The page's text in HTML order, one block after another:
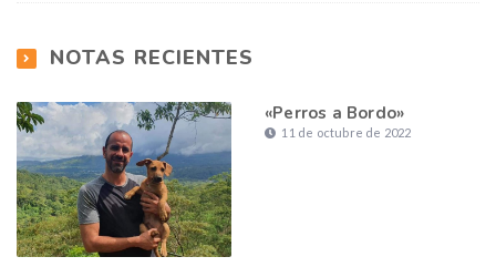
NOTAS RECIENTES
«Perros a Bordo»
11 de octubre de 2022